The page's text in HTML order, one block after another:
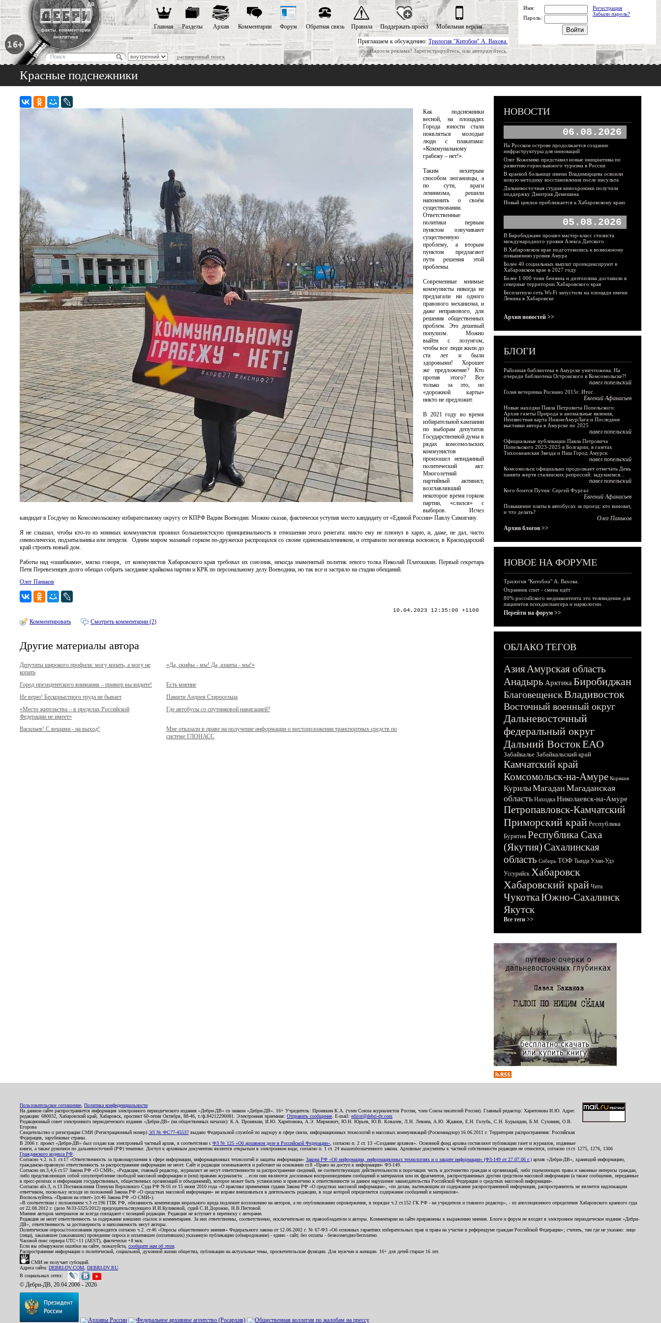
Приглашаем к обсуждению: Трилогия "Китобои" А. Вахова.
Надоела реклама? Зарегистрируйтесь, или авторизуйтесь.
расширенный поиск
Главная Разделы Архив Комментарии Форум Обратная связь Правила Поддержать проект Мобильная версия
Имя:
Регистрация
Забыли пароль?
Пароль:
Красные подснежники
Как подснежники
весной, на площадях
Города юности стали
появляться молодые
люди с плакатами:
«Коммунальному
грабежу – нет!».
Таким нехитрым
способом зюгановцы, а
по сути, враги
ленинизма, решили
напомнить о своём
существовании.
Ответственные
политики первым
пунктом озвучивают
существенную
проблему, а вторым
пунктом предлагают
пути решения этой
проблемы.
Современные мнимые
коммунисты никогда не
предлагали ни одного
правового механизма, и
даже неправового, для
решения общественных
проблем. Это дешевый
популизм. Можно
выйти с лозунгом,
чтобы все люди жили до
ста лет и были
здоровыми! Хорошее
же предложение? Кто
против этого? Все
только за это, но
«дорожной карты»
никто не предложит.
В 2021 году во время
избирательной кампании
по выборам депутатов
Государственной думы в
рядах комсомольских
коммунистов
произошел невиданный
политический акт.
Многолетний
партийный активист,
возглавлявший
некоторое время горком
партии, «слился» с
выборов. Исчез
кандидат в Госдуму по Комсомольскому избирательному округу от КПРФ Вадим Воеводин. Можно сказав, фактически уступив место кандидату от «Единой России» Павлу Симигину.
Я не слышал, чтобы кто-то из мнимых коммунистов проявил большевистскую принципиальность в отношении этого ренегата: никто ему не плюнул в харю, и, даже, не дал, чисто
символически, подзатыльника или пенделя. Одним миром мазаный горком по-дружески распрощался со своим единомышленником, и отправили зюгановца восвояси, в Краснодарский
край строить новый дом.
Работы над «ошибками», мягко говоря, от коммунистов Хабаровского края требовал их союзник, некогда знаменитый политик левого толка Николай Платошкин. Первый секретарь
Петя Перевезенцев долго обещал собрать заседание крайкома партии и КРК по персональному делу Воеводина, но так все и застряло на стадии обещаний.
Олег Паньков
10.04.2023 12:35:00 +1100
Комментировать Смотреть комментарии (2)
Другие материалы автора
Депутаты широкого профиля: могу копать, а могу не
копать
«Да, скифы - мы! Да, азиаты - мы!»
Город президентского внимания – пример вы видите!
Есть мнение
Не верю! Бескорыстного труда не бывает
Памяти Андрея Старосельца
«Место жительства – в пределах Российской
Федерации не имеет»
Где автобусы со спутниковой навигацией?
Васильев! С вещами - на выход!
Мне отказали в праве на получение информации о местоположении транспортных средств по
системе ГЛОНАСС
НОВОСТИ
06.08.2026
На Русском острове продолжается создание
инфраструктуры для инноваций
Олег Кожемяко представил новые инициативы по
развитию горнолыжного туризма в России
В краевой больнице имени Владимирцева освоили
новую методику восстановления после инсульта
Дальневосточная студия кинохроники получила
поддержку Дмитрия Демешина
Новый циклон приближается к Хабаровскому краю
05.08.2026
В Биробиджане прошел мастер-класс стилиста
международного уровня Алекса Датского
В Хабаровском крае подготовились к возможному
повышению уровня Амура
Более 40 социальных выплат проиндексируют в
Хабаровском крае в 2027 году
Более 1 000 тонн бензина и дизтоплива доставили в
северные территории Хабаровского края
Бесплатную сеть Wi-Fi запустили на площади имени
Ленина в Хабаровске
Архив новостей >>
БЛОГИ
Районная библиотека в Амурске уничтожена. На
очереди библиотека Островского в Комсомольске?!
павел попельский
Голая вечеринка Роснано 2015г. Итог.
Евгений Афанасьев
Новые находки Павла Петровича Попельского:
Архив газеты Природа и аномальные явления,
Неизвестная карта НижнеАмурЛага и Последние
выставки автора в Амурске по 2025
павел попельский
Официальные публикации Павла Петровича
Попельского 2023-2025 в Болгарии, в газетах
Тихоокеанская Звезда и Наш Город Амурск
павел попельский
Комсомольск официально продолжает отмечать День
памяти жертв сталинских репрессий: задумаемся...
павел попельский
Кого боится Путин: Сергей Фургал
Евгений Афанасьев
Повышение платы в автобусах за проезд: кто виноват,
и что делать?
Олег Паньков
Архив блогов >>
НОВОЕ НА ФОРУМЕ
Трилогия "Китобои" А. Вахова.
Охранник спит - смена идёт
80% российского медиаконтента это телевидение для
пациентов психдиспансера и наркологии.
Перейти на форум >>
ОБЛАКО ТЕГОВ
АзияАмурская область
Анадырь Арктика Биробиджан
БлаговещенскВладивосток
Восточный военный округ
Дальневосточный
федеральный округ
Дальний ВостокЕАО
Забайкалье Забайкальский край
Камчатский край
Комсомольск-на-Амуре Корякия
КурилыМагадан Магаданская
область Находка Николаевск-на-Амуре
Петропавловск-Камчатский
Приморский край Республика
Бурятия Республика Саха
(Якутия)Сахалинская
область Сибирь ТОФ Тында Улан-Удэ
Уссурийск Хабаровск
Хабаровский край Чита
ЧукоткаЮжно-Сахалинск
Якутск
Все теги >>
Пользовательское соглашение Политика конфиденциальности
На данном сайте распространяется информация электронного периодического издания «Дебри-ДВ» со знаком «Дебри-ДВ». 16+ Учредитель: Пронякин К.А. (член Союза журналистов России, член Союза писателей России). Главный редактор: Харитонова И.Ю. Адрес
редакции: 680032, Хабаровский край, Хабаровск, проспект 60-летия Октября, 88-46, т./ф.84212296081. Электронная приемная: Отправить сообщение . E-mail: editor@debri-dv.com
Редакционный совет электронного периодического издания «Дебри-ДВ» (на общественных началах): К.А. Пронякин, И.Ю. Харитонова, А.Э. Мирмович, Ю.Н. Юрьев, Ю.В. Ковалев, Л.Н. Левина, А.Ю. Жданов, Е.Н. Голубь, С.Н. Бурындин, Б.М. Сухинин, О.В.
Егорова
Свидетельство о регистрации СМИ (Регистрационный номер) ЭЛ № ФС77-45537 выдано Федеральной службой по надзору в сфере связи, информационных технологий и массовых коммуникаций (Роскомнадзор) 16.06.2011 г. Территория распространения: Российская
Федерация, зарубежные страны.
В 2006 г. проект «Дебри-ДВ» был создан как электронный частный архив, в соответствии с ФЗ № 125 «Об архивном деле в Российской Федерации» , согласно п. 2 ст. 13 «Создание архивов». Основной фонд архива составляют публикации газет и журналов, изданные
книги, а также рукописи по дальневосточной (РФ) тематике. Доступ к архивным документам является открытым в электронном виде, согласно п. 1 ст. 24 вышеобозначенного закона. Архивные документы к частной собственности редакции не относятся, согласно ст.ст. 1275, 1276, 1306
Гражданского кодекса РФ
Согласно ч.2. п.3. ст.17 «Ответственность за правонарушения в сфере информации, информационных технологий и защиты информации» Закона РФ «Об информации, информационных технологиях и о защите информации» (ФЗ-149 от 27.07.06 г.) архив «Дебри-ДВ», хранящий информацию,
гражданско-правовую ответственность за распространение информации не несет. Сайт и редакция основываются и работают на основании ст.8 «Право на доступ к информации» ФЗ-149.
Согласно пп.3,4,6 ст.57 Закона РФ «О СМИ», «Редакция, главный редактор, журналист не несут ответственности за распространение сведений, не соответствующих действительности и порочащих честь и достоинство граждан и организаций, либо ущемляющих права и законные интересы граждан,
либо представляющих собой злоупотребление свободой массовой информации и (или) правами журналиста: ...если они являются дословным воспроизведением сообщений и материалов или их фрагментов, распространенных другим средством массовой информации (а также сообщения, переданные
в пресс-релизах и информация государственных, общественных организаций и объединений), которое может быть установлено и привлечено к ответственности за данное нарушение законодательства Российской Федерации о средствах массовой информации».
Согласно абз.3, п.13 Постановления Пленума Верховного Суда РФ №16 от 15 июня 2010 года «О практике применения судами Закона РФ «О средствах массовой информации», «по делам, вытекающим из содержания распространенной информации, распространитель не является надлежащим
ответчиком, поскольку исходя из положений Закона РФ «О средствах массовой информации» не вправе вмешиваться в деятельность редакции, в ходе которой определяется содержание сообщений и материалов».
Воспользуйтесь «Правом на ответ» (ст.46 Закона РФ «О СМИ»).
«В соответствии с положением ч.3 ст.196 ГПК РФ, обязанность компенсации морального вреда подлежит возложению на авторов, а по опубликованию опровержения, в порядке ч.2 ст.152 ГК РФ - на учредителя и главного редактор», - из апелляционного определения Хабаровского краевого суда
от 22.08.2012 г. (дело №33-5325/2012) председательствующего И.И.Куликовой, судей С.И.Дорожко, Н.В.Пестовой.
Мнения авторов материалов не всегда совпадают с позицией редакции. Редакция не вступает в переписку с авторами.
Редакция не несет ответственность за содержание внешних ссылок и комментариев. За них ответственны, соответственно, исключительно их правообладатели и авторы. Комментарии на сайте приравнены к выражению мнения. Блоги и форум не входят в электронное периодическое издание «Дебри-
ДВ», ответственность за достоверность и наполняемость несут авторы.
Политические опросы/голосования проводятся согласно ч.2. ст.46 «Опросы общественного мнения» Федерального закона от 12.06.2002 г. № 67-ФЗ «Об основных гарантиях избирательных прав и права на участие в референдуме граждан Российской Федерации»; считать, там где не указано: лицо
(лица), заказавшее (заказавших) проведение опроса и оплатившее (оплативших) указанную публикацию (обнародование) - едино - сайт, без оплаты - безвозмездно/бесплатно.
Часовой пояс сервера UTC+11 (AEST), фактически +8 мск.
Если вы обнаружили ошибки на сайте, пожалуйста, сообщите нам об этом
Распространение информации о политической, социальной, духовной жизни общества, публикации на актуальные темы, просветительские функции. Для мужчин и женщин. 16+ для детей старше 16 лет.
СМИ не получает субсидий.
Адреса сайта: DEBRI-DV.COM DEBRI-DV.RU
В социальных сетях:
© Дебри-ДВ, 20.04.2006 - 2026